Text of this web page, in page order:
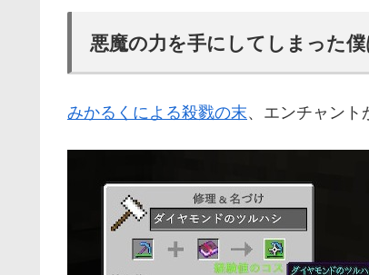
悪魔の力を手にしてしまった
みかるくによる殺戮の末、エンチャント